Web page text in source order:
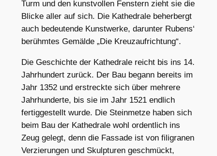
Turm und den kunstvollen Fenstern zieht sie die
Blicke aller auf sich. Die Kathedrale beherbergt
auch bedeutende Kunstwerke, darunter Rubens‘
berühmtes Gemälde „Die Kreuzaufrichtung“.
Die Geschichte der Kathedrale reicht bis ins 14.
Jahrhundert zurück. Der Bau begann bereits im
Jahr 1352 und erstreckte sich über mehrere
Jahrhunderte, bis sie im Jahr 1521 endlich
fertiggestellt wurde. Die Steinmetze haben sich
beim Bau der Kathedrale wohl ordentlich ins
Zeug gelegt, denn die Fassade ist von filigranen
Verzierungen und Skulpturen geschmückt,